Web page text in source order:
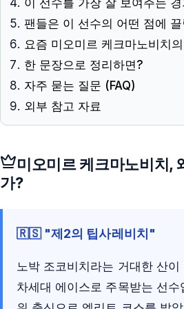
팬들은 이 선수의 어떤 점에
요즘 미오미르 케크마노비치
한 문장으로 정리하면?
자주 묻는 질문 (FAQ)
외부 참고 자료
미오미르 케크마노비치,
가?
🇷🇸 "제2의 팁사레비치"
노박 조코비치라는 거대한 산
차세대 에이스로 주목받는 선수